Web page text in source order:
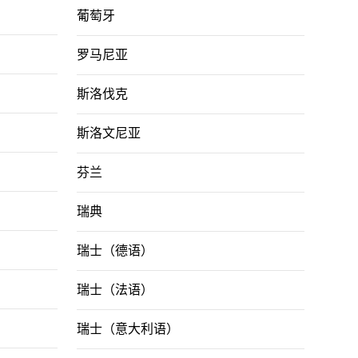
葡萄牙
罗马尼亚
斯洛伐克
斯洛文尼亚
芬兰
瑞典
瑞士（德语）
瑞士（法语）
瑞士（意大利语）